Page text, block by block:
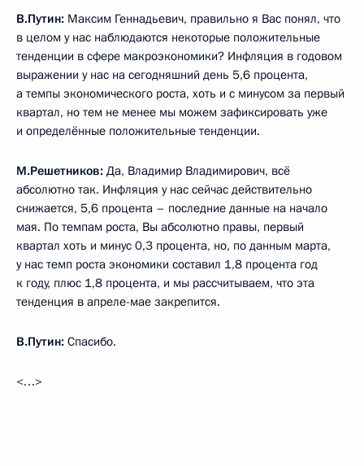
В.Путин: Максим Геннадьевич, правильно я Вас понял, что
в целом у нас наблюдаются некоторые положительные
тенденции в сфере макроэкономики? Инфляция в годовом
выражении у нас на сегодняшний день 5,6 процента,
а темпы экономического роста, хоть и с минусом за первый
квартал, но тем не менее мы можем зафиксировать уже
и определённые положительные тенденции.
М.Решетников: Да, Владимир Владимирович, всё
абсолютно так. Инфляция у нас сейчас действительно
снижается, 5,6 процента – последние данные на начало
мая. По темпам роста, Вы абсолютно правы, первый
квартал хоть и минус 0,3 процента, но, по данным марта,
у нас темп роста экономики составил 1,8 процента год
к году, плюс 1,8 процента, и мы рассчитываем, что эта
тенденция в апреле-мае закрепится.
В.Путин: Спасибо.
<…>